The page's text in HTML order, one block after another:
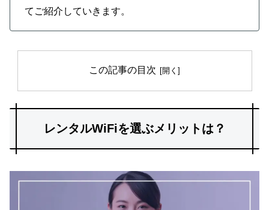
てご紹介していきます。
この記事の目次
レンタルWiFiを選ぶメリットは？